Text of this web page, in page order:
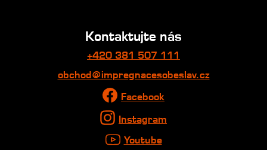
Kontaktujte nás
+420 381 507 111
obchod@impregnacesobeslav.cz
Facebook
Instagram
Youtube